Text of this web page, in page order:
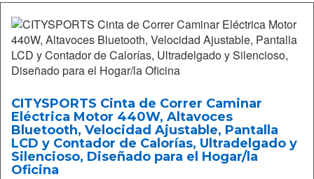
CITYSPORTS Cinta de Correr Caminar
Eléctrica Motor 440W, Altavoces
Bluetooth, Velocidad Ajustable, Pantalla
LCD y Contador de Calorías, Ultradelgado y
Silencioso, Diseñado para el Hogar/la
Oficina